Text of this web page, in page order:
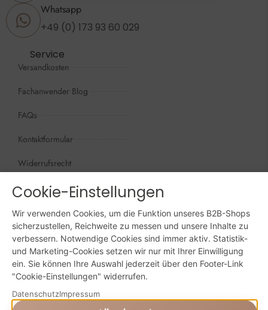
Whatsapp
+49 (0) 173 93 60 029
Service
Versandkosten
Fachanwender Blog
FAQs
Kontaktformular
Widerrufsrecht
Öffnungszeiten
Wir sind persönlich, für Sie da:
Mo - Do: 09:00 - 16:00 Uhr
Fr: 09:00 - 15:00 Uhr
Sa + So: geschlossen
Online bestellen: 24/7
Cookie-Einstellungen
Wir verwenden Cookies, um die Funktion unseres B2B-Shops
sicherzustellen, Reichweite zu messen und unsere Inhalte zu
verbessern. Notwendige Cookies sind immer aktiv. Statistik-
und Marketing-Cookies setzen wir nur mit Ihrer Einwilligung
ein. Sie können Ihre Auswahl jederzeit über den Footer-Link
"Cookie-Einstellungen" widerrufen.
DatenschutzImpressum